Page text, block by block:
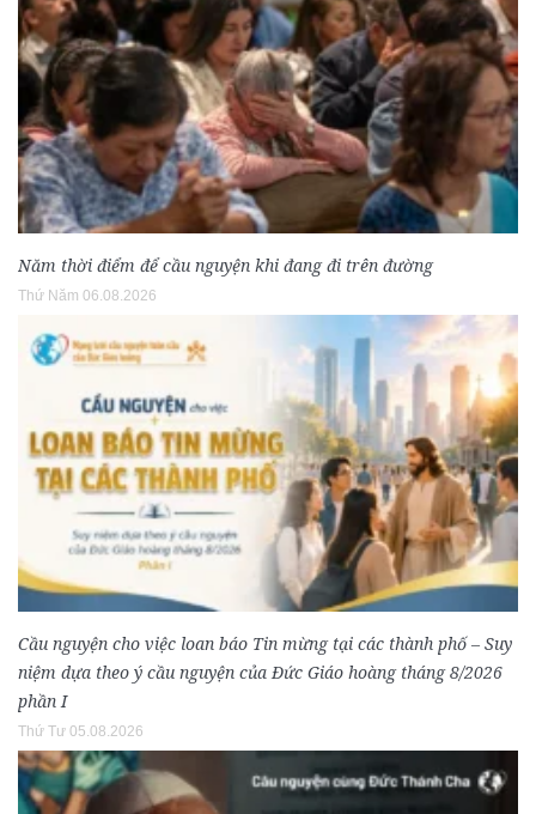
Năm thời điểm để cầu nguyện khi đang đi trên đường
Thứ Năm 06.08.2026
Cầu nguyện cho việc loan báo Tin mừng tại các thành phố – Suy
niệm dựa theo ý cầu nguyện của Đức Giáo hoàng tháng 8/2026
phần I
Thứ Tư 05.08.2026